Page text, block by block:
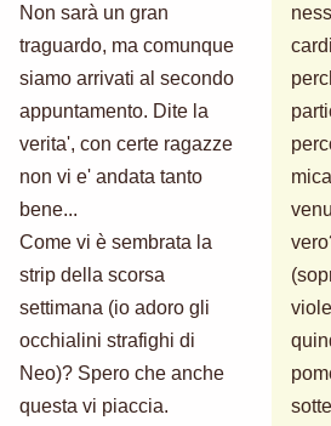
Non sarà un gran
traguardo, ma comunque
siamo arrivati al secondo
appuntamento. Dite la
verita', con certe ragazze
non vi e' andata tanto
bene...
Come vi è sembrata la
strip della scorsa
settimana (io adoro gli
occhialini strafighi di
Neo)? Spero che anche
questa vi piaccia.